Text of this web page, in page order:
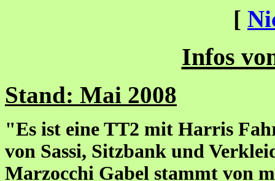
[
Infos
Stand: Mai 2008
"Es ist eine TT2 mit Harris
von Sassi, Sitzbank und
Marzocchi Gabel stammt von